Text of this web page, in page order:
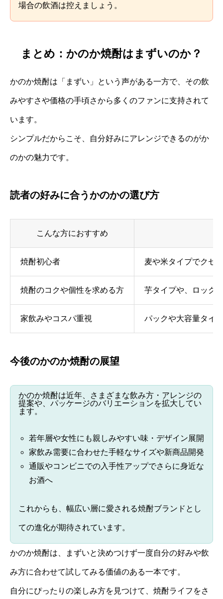
場合の飲酒は控えましょう。
まとめ：かのか焼酎はまずいのか？
かのか焼酎は「まずい」という声がある一方で、その飲
みやすさや価格の手頃さから多くのファンに支持されて
います。
シンプルだからこそ、自分好みにアレンジできるのがか
のかの魅力です。
読者の好みに合うかのかの選び方
こんな方におすすめ
焼酎初心者 麦や米タイプでクセ
焼酎のコクや個性を求める方 芋タイプや、ロック
家飲みやコスパ重視 パックや大容量タイ
今後のかのか焼酎の展望
かのか焼酎は近年、さまざまな飲み方・アレンジの
提案や、パッケージのバリエーションを拡大してい
ます。
若年層や女性にも親しみやすい味・デザイン展開
家飲み需要に合わせた手軽なサイズや新商品開発
通販やコンビニでの入手性アップでさらに身近な
お酒へ
これからも、幅広い層に愛される焼酎ブランドとし
ての進化が期待されています。
かのか焼酎は、まずいと決めつけず一度自分の好みや飲
み方に合わせて試してみる価値のある一本です。
自分にぴったりの楽しみ方を見つけて、焼酎ライフをさ